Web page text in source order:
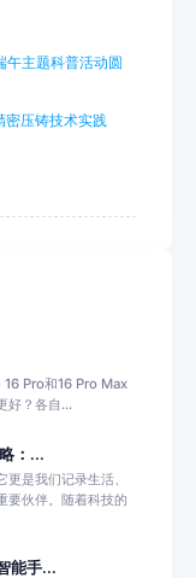
午主题科普活动圆
密压铸技术实践
Pro和16 Pro Max
好？各自...
：...
是我们记录生活、
要伙伴。随着科技的
能手...